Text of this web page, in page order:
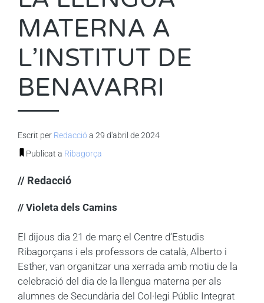
MATERNA A
L’INSTITUT DE
BENAVARRI
Escrit per Redacció a 29 d'abril de 2024
Publicat a Ribagorça
// Redacció
// Violeta dels Camins
El dijous dia 21 de març el Centre d’Estudis
Ribagorçans i els professors de català, Alberto i
Esther, van organitzar una xerrada amb motiu de la
celebració del dia de la llengua materna per als
alumnes de Secundària del Col·legi Públic Integrat